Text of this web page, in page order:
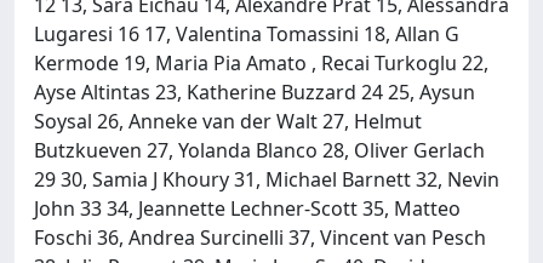
Lugaresi 16 17, Valentina Tomassini 18, Allan G
Kermode 19, Maria Pia Amato , Recai Turkoglu 22,
Ayse Altintas 23, Katherine Buzzard 24 25, Aysun
Soysal 26, Anneke van der Walt 27, Helmut
Butzkueven 27, Yolanda Blanco 28, Oliver Gerlach
29 30, Samia J Khoury 31, Michael Barnett 32, Nevin
John 33 34, Jeannette Lechner-Scott 35, Matteo
Foschi 36, Andrea Surcinelli 37, Vincent van Pesch